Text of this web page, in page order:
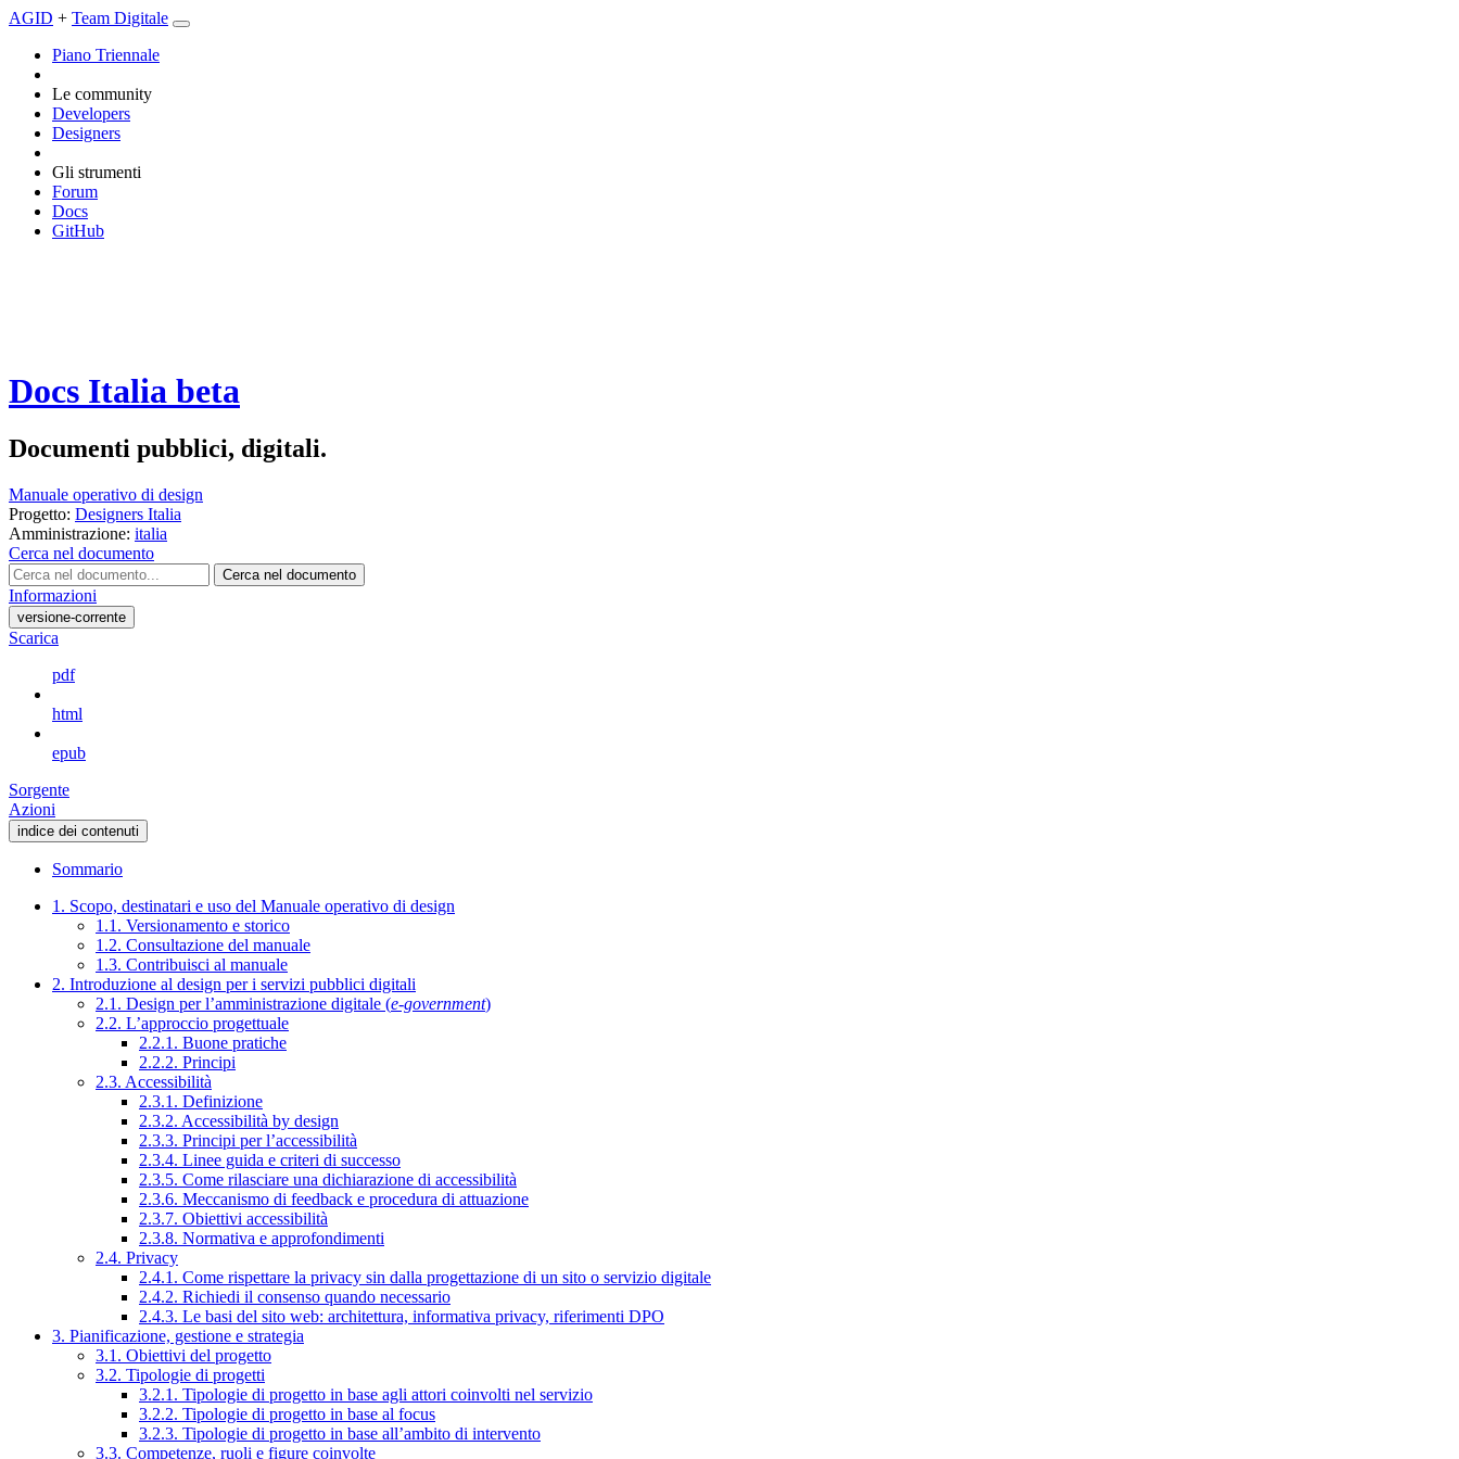
AGID + Team Digitale
Piano Triennale
Le community
Developers
Designers
Gli strumenti
Forum
Docs
GitHub
Docs Italia beta
Documenti pubblici, digitali.
Manuale operativo di design
Progetto: Designers Italia
Amministrazione: italia
Cerca nel documento
Cerca nel documento
Informazioni
versione-corrente
Scarica
pdf
html
epub
Sorgente
Azioni
indice dei contenuti
Sommario
1. Scopo, destinatari e uso del Manuale operativo di design
1.1. Versionamento e storico
1.2. Consultazione del manuale
1.3. Contribuisci al manuale
2. Introduzione al design per i servizi pubblici digitali
2.1. Design per l’amministrazione digitale (e-government)
2.2. L’approccio progettuale
2.2.1. Buone pratiche
2.2.2. Principi
2.3. Accessibilità
2.3.1. Definizione
2.3.2. Accessibilità by design
2.3.3. Principi per l’accessibilità
2.3.4. Linee guida e criteri di successo
2.3.5. Come rilasciare una dichiarazione di accessibilità
2.3.6. Meccanismo di feedback e procedura di attuazione
2.3.7. Obiettivi accessibilità
2.3.8. Normativa e approfondimenti
2.4. Privacy
2.4.1. Come rispettare la privacy sin dalla progettazione di un sito o servizio digitale
2.4.2. Richiedi il consenso quando necessario
2.4.3. Le basi del sito web: architettura, informativa privacy, riferimenti DPO
3. Pianificazione, gestione e strategia
3.1. Obiettivi del progetto
3.2. Tipologie di progetti
3.2.1. Tipologie di progetto in base agli attori coinvolti nel servizio
3.2.2. Tipologie di progetto in base al focus
3.2.3. Tipologie di progetto in base all’ambito di intervento
3.3. Competenze, ruoli e figure coinvolte